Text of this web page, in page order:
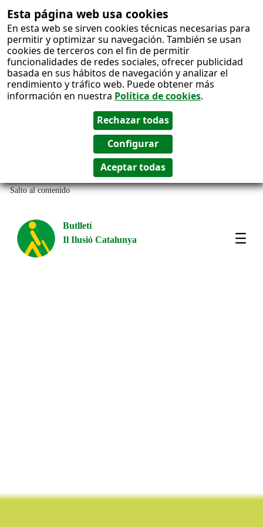
Esta página web usa cookies
En esta web se sirven cookies técnicas necesarias para
permitir y optimizar su navegación. También se usan
cookies de terceros con el fin de permitir
funcionalidades de redes sociales, ofrecer publicidad
basada en sus hábitos de navegación y analizar el
rendimiento y tráfico web. Puede obtener más
información en nuestra Política de cookies.
Salto al contenido
Butlletí
Il Ilusió Catalunya